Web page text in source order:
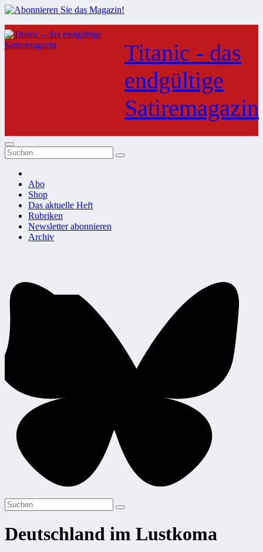
Zum
Inhalt
springen
Titanic - das
endgültige
Satiremagazin
Abo
Shop
Das aktuelle Heft
Rubriken
Newsletter abonnieren
Archiv
Deutschland im Lustkoma